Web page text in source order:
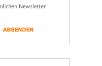
Newsletter